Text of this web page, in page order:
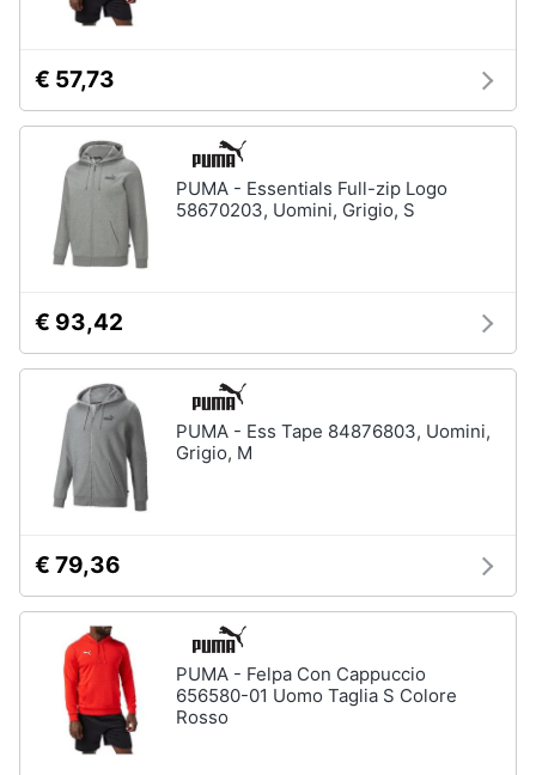
€ 57,73
PUMA - Essentials Full-zip Logo
58670203, Uomini, Grigio, S
€ 93,42
PUMA - Ess Tape 84876803, Uomini,
Grigio, M
€ 79,36
PUMA - Felpa Con Cappuccio
656580-01 Uomo Taglia S Colore
Rosso